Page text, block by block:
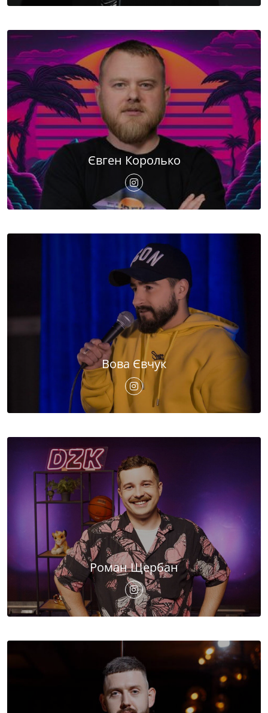
Євген Королько
Вова Євчук
Роман Щербан